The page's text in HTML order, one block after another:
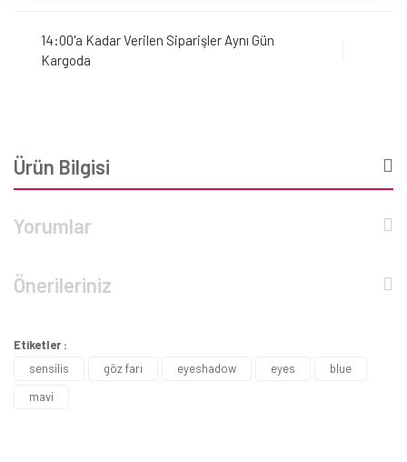
14:00'a Kadar Verilen Siparişler Aynı Gün
Kargoda
Ürün Bilgisi
Yorumlar
Önerileriniz
Etiketler :
sensilis
göz farı eyeshadow eyes
blue
mavi